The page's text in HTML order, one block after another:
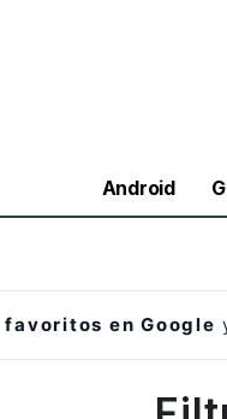
Android
favoritos en Google